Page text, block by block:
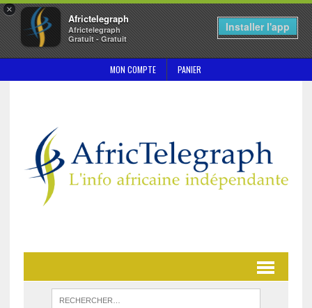
×
Africtelegraph
Africtelegraph
Gratuit - Gratuit
Installer l'app
MON COMPTE PANIER